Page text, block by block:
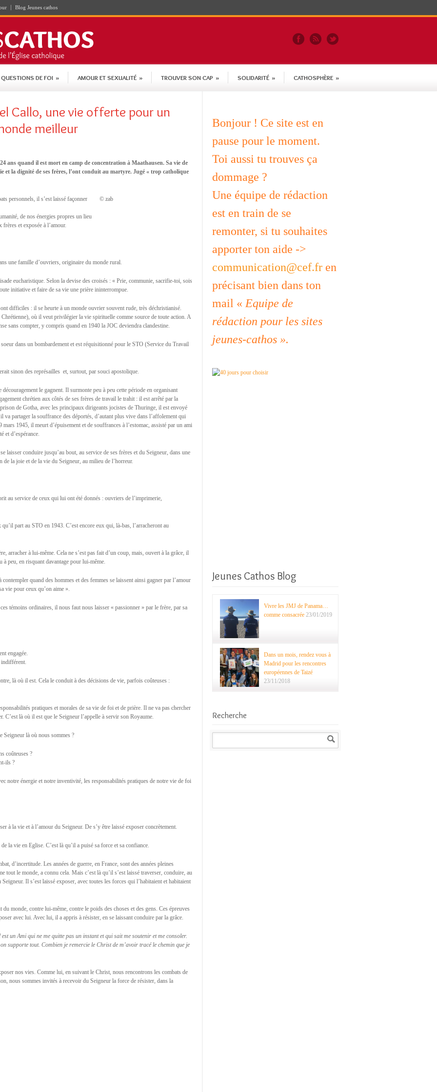
Blog Jeunes cathos
QUESTIONS DE FOI » AMOUR ET SEXUALITÉ » TROUVER SON CAP » SOLIDARITÉ » CATHOSPHÈRE »
Callo, une vie offerte pour un
meilleur
ans quand il est mort en camp de concentration à Maathausen. Sa vie de
et la dignité de ses frères, l’ont conduit au martyre. Jugé « trop catholique
© zab
personnels, il s’est laissé façonner
de nos énergies propres un lieu
et exposée à l’amour.
une famille d’ouvriers, originaire du monde rural.
eucharistique. Selon la devise des croisés : « Prie, communie, sacrifie-toi, sois
initiative et faire de sa vie une prière ininterrompue.
difficiles : il se heurte à un monde ouvrier souvent rude, très déchristianisé.
où il veut privilégier la vie spirituelle comme source de toute action. A
sans compter, y compris quand en 1940 la JOC deviendra clandestine.
dans un bombardement et est réquisitionné pour le STO (Service du Travail
sinon des représailles  et, surtout, par souci apostolique.
le gagnent. Il surmonte peu à peu cette période en organisant
chrétien aux côtés de ses frères de travail le trahit : il est arrêté par la
de Gotha, avec les principaux dirigeants jocistes de Thuringe, il est envoyé
va partager la souffrance des déportés, d’autant plus vive dans l’affolement qui
1945, il meurt d’épuisement et de souffrances à l’estomac, assisté par un ami
et d’espérance.
laisser conduire jusqu’au bout, au service de ses frères et du Seigneur, dans une
la joie et de la vie du Seigneur, au milieu de l’horreur.
au service de ceux qui lui ont été donnés : ouvriers de l’imprimerie,
part au STO en 1943. C’est encore eux qui, là-bas, l’arracheront au
arracher à lui-même. Cela ne s’est pas fait d’un coup, mais, ouvert à la grâce, il
à peu, en risquant davantage pour lui-même.
quand des hommes et des femmes se laissent ainsi gagner par l’amour
vie pour ceux qu’on aime ».
témoins ordinaires, il nous faut nous laisser « passionner » par le frère, par sa
engagée.
indifférent.
là où il est. Cela le conduit à des décisions de vie, parfois coûteuses :
pratiques et morales de sa vie de foi et de prière. Il ne va pas chercher
là où il est que le Seigneur l’appelle à servir son Royaume.
Seigneur là où nous sommes ?
coûteuses ?
ils ?
notre énergie et notre inventivité, les responsabilités pratiques de notre vie de foi
à la vie et à l’amour du Seigneur. De s’y être laissé exposer concrètement.
la vie en Eglise. C’est là qu’il a puisé sa force et sa confiance.
d’incertitude. Les années de guerre, en France, sont des années pleines
tout le monde, a connu cela. Mais c’est là qu’il s’est laissé traverser, conduire, au
Il s’est laissé exposer, avec toutes les forces qui l’habitaient et habitaient
monde, contre lui-même, contre le poids des choses et des gens. Ces épreuves
avec lui. Avec lui, il a appris à résister, en se laissant conduire par la grâce.
un Ami qui ne me quitte pas un instant et qui sait me soutenir et me consoler.
supporte tout. Combien je remercie le Christ de m’avoir tracé le chemin que je
nos vies. Comme lui, en suivant le Christ, nous rencontrons les combats de
nous sommes invités à recevoir du Seigneur la force de résister, dans la
Bonjour ! Ce site est en
pause pour le moment.
Toi aussi tu trouves ça
dommage ?
Une équipe de rédaction
est en train de se
remonter, si tu souhaites
apporter ton aide ->
communication@cef.fr en
précisant bien dans ton
mail « Equipe de
rédaction pour les sites
jeunes-cathos ».
Jeunes Cathos Blog
Vivre les JMJ de Panama…
comme consacrée 23/01/2019
Dans un mois, rendez vous à
Madrid pour les rencontres
européennes de Taizé
23/11/2018
Recherche